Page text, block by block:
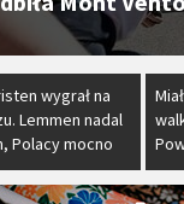
wygrał na
Lemmen nadal
Polacy mocno
swoją